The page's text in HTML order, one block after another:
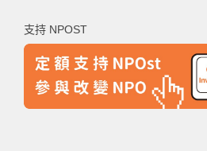
字:
支持 NPOST